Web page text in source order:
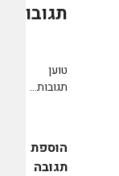
תגובות
טוען
תגובות...
הוספת
תגובה